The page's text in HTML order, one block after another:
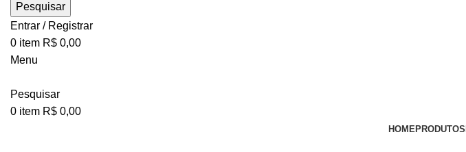
Pesquisar
Entrar / Registrar
0 item R$ 0,00
Menu
Pesquisar
0 item R$ 0,00
HOMEPRODUTOS